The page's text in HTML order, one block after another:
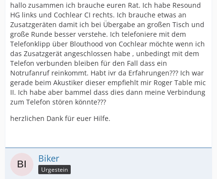
hallo zusammen ich brauche euren Rat. Ich habe Resound
HG links und Cochlear CI rechts. Ich brauche etwas an
Zusatzgeräten damit ich bei Übergabe an großen Tisch und
große Runde besser verstehe. Ich telefoniere mit dem
Telefonklipp über Blouthood von Cochlear möchte wenn ich
das Zusatzgerät angeschlossen habe , unbedingt mit dem
Telefon verbunden bleiben für den Fall dass ein
Notrufanruf reinkommt. Habt ivr da Erfahrungen??? Ich war
gerade beim Akustiker dieser empfiehlt mir Roger Table mic
II. Ich habe aber bammel dass dies dann meine Verbindung
zum Telefon stören könnte???
herzlichen Dank für euer Hilfe.
Biker
Urgestein